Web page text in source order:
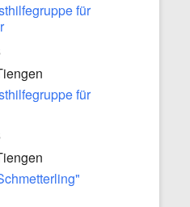
für
für